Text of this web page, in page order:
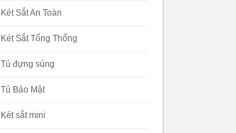
Két Sắt An Toàn
Két Sắt Tổng Thống
Tủ đựng súng
Tủ Bảo Mật
Két sắt mini